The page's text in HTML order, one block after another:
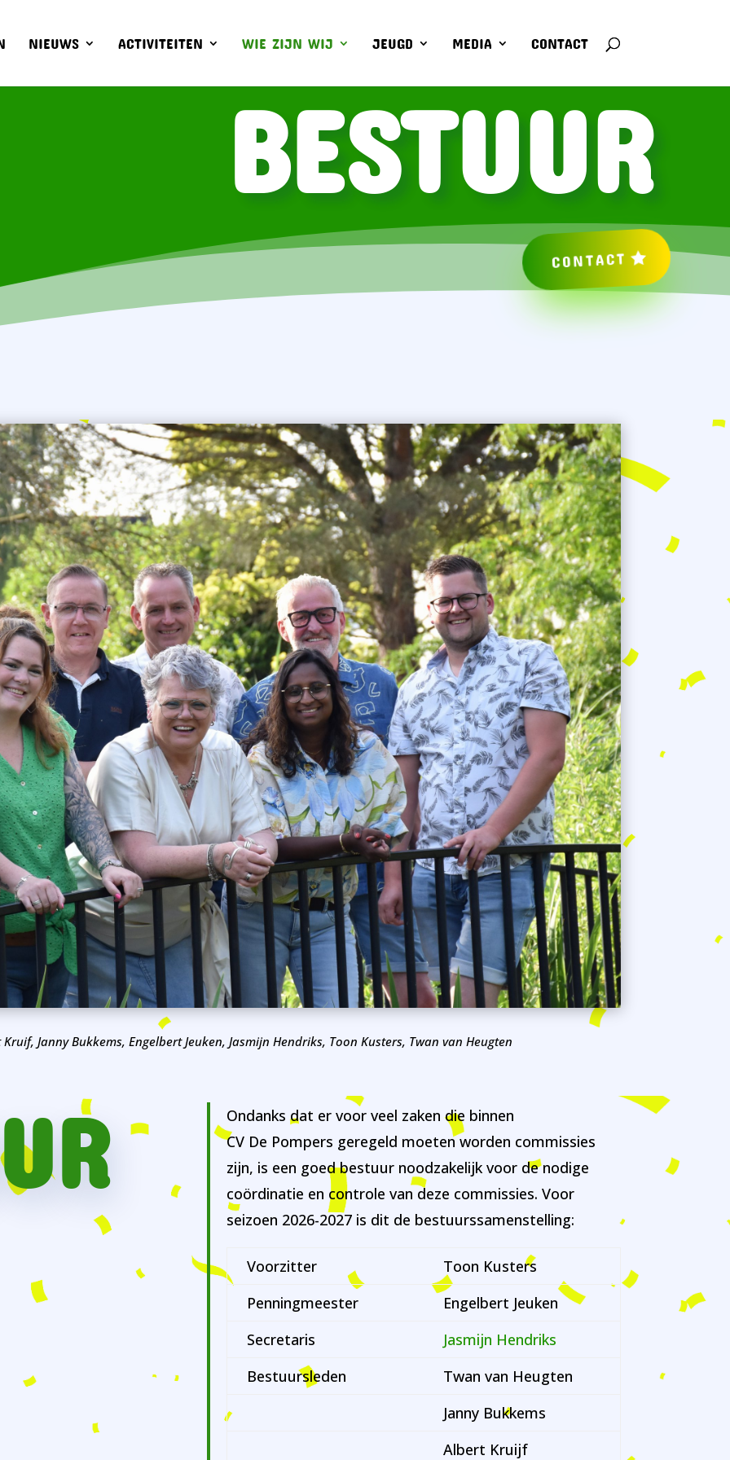
NIEUWS ACTIVITEITEN WIE ZIJN WIJ JEUGD MEDIA CONTACT
BESTUUR
CONTACT
Janny Bukkems, Engelbert Jeuken, Jasmijn Hendriks, Toon Kusters, Twan van Heugten
Ondanks dat er voor veel zaken die binnen
​CV De Pompers geregeld moeten worden commissies
zijn, is een goed bestuur noodzakelijk voor de nodige
coördinatie en controle van deze commissies. Voor
seizoen 2026-2027 is dit de bestuurssamenstelling:
Voorzitter
Toon Kusters
Penningmeester
Engelbert Jeuken
Secretaris
Jasmijn Hendriks
Bestuursleden
Twan van Heugten
Janny Bukkems
Albert Kruijf